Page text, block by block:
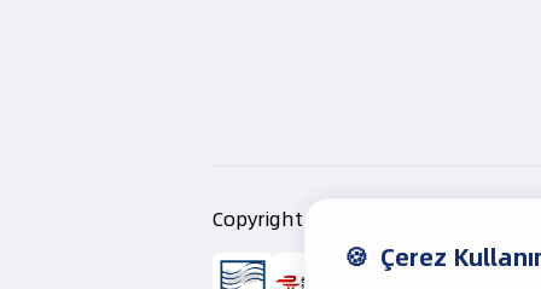
Copyright ⓒ TeklifimGelsin